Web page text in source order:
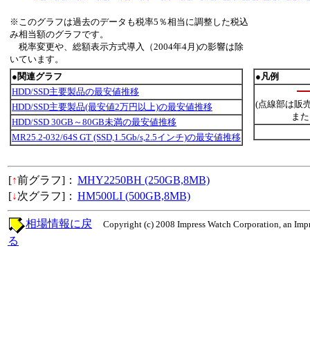
※このグラフは過去のデータも税率5％相当に調整した税込
み相当額のグラフです。
税率変更や、総額表示方式導入（2004年4月)の影響は除
いています。
●関連グラフ
HDD/SSD主要製品の最安値推移
HDD/SSD主要製品(最安値2万円以上)の最安値推移
HDD/SSD 30GB～80GB未満の最安値推移
MR25.2-032/64S GT (SSD,1.5Gb/s,2.5インチ)の最安値推移
●凡例
(点線部は販
ま
[↑前グラフ]： MHY2250BH (250GB,8MB)
[↓次グラフ]： HM500LI (500GB,8MB)
Copyright (c) 2008 Impress Watch Corporation, an
相場情報に戻
る